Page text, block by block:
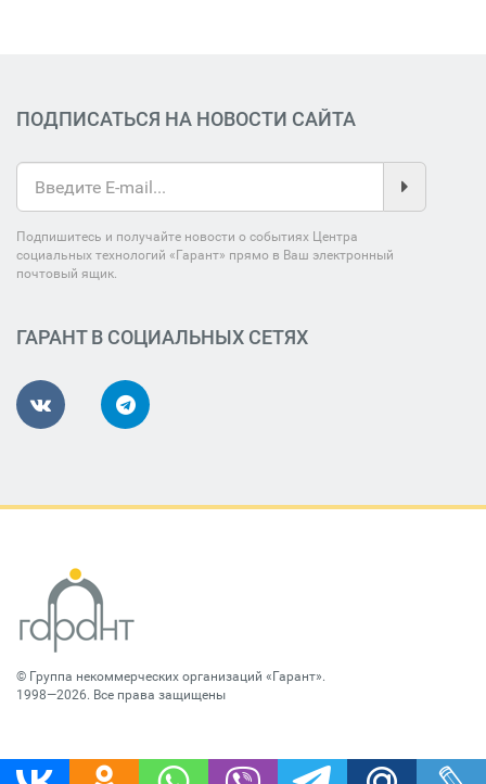
ПОДПИСАТЬСЯ НА НОВОСТИ САЙТА
Подпишитесь и получайте новости о событиях Центра
социальных технологий «Гарант» прямо в Ваш электронный
почтовый ящик.
ГАРАНТ В СОЦИАЛЬНЫХ СЕТЯХ
© Группа некоммерческих организаций «Гарант».
1998—2026. Все права защищены